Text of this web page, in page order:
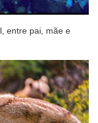
entre pai, mãe e